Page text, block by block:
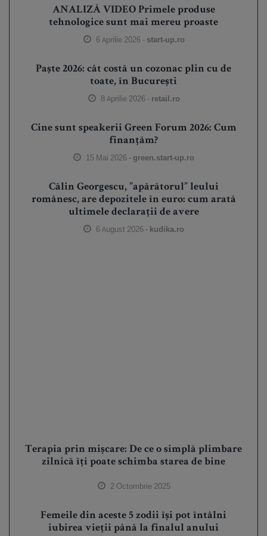
ANALIZĂ VIDEO Primele produse
tehnologice sunt mai mereu proaste
6 Aprilie 2026 - start-up.ro
Paște 2026: cât costă un cozonac plin cu de
toate, în București
8 Aprilie 2026 - retail.ro
Cine sunt speakerii Green Forum 2026: Cum
finanțăm?
15 Mai 2026 - green.start-up.ro
Călin Georgescu, ”apărătorul” leului
românesc, are depozitele în euro: cum arată
ultimele declarații de avere
6 August 2026 - kudika.ro
Terapia prin mișcare: De ce o simplă plimbare
zilnică îți poate schimba starea de bine
2 Octombrie 2025
Femeile din aceste 5 zodii își pot întâlni
iubirea vieții până la finalul anului